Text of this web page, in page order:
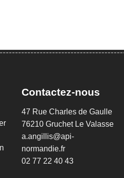
Contactez-nous
47 Rue Charles de Gaulle
76210 Gruchet Le Valasse
a.angillis@api-
normandie.fr
02 77 22 40 43